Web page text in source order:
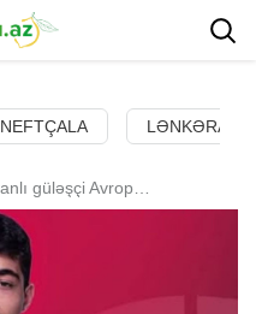
NEFTÇALA LƏNKƏRAN